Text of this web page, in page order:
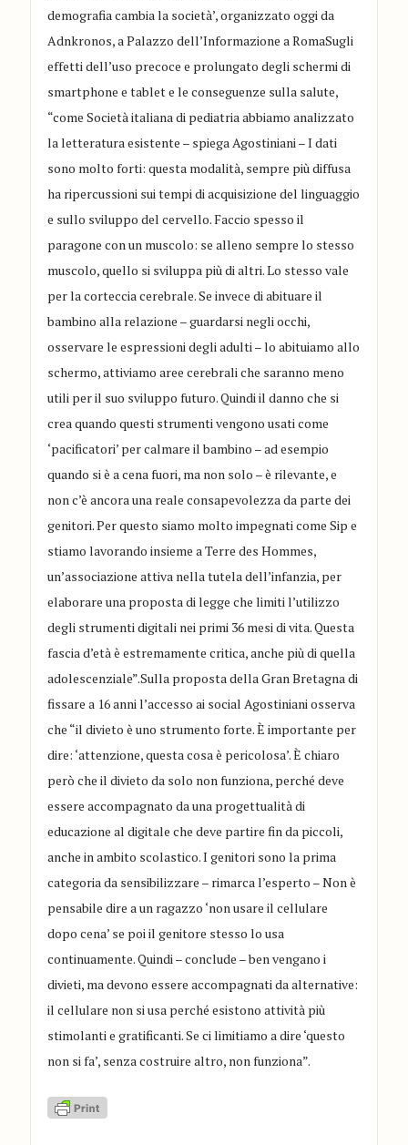
demografia cambia la società’, organizzato oggi da
Adnkronos, a Palazzo dell’Informazione a RomaSugli
effetti dell’uso precoce e prolungato degli schermi di
smartphone e tablet e le conseguenze sulla salute,
“come Società italiana di pediatria abbiamo analizzato
la letteratura esistente – spiega Agostiniani – I dati
sono molto forti: questa modalità, sempre più diffusa
ha ripercussioni sui tempi di acquisizione del linguaggio
e sullo sviluppo del cervello. Faccio spesso il
paragone con un muscolo: se alleno sempre lo stesso
muscolo, quello si sviluppa più di altri. Lo stesso vale
per la corteccia cerebrale. Se invece di abituare il
bambino alla relazione – guardarsi negli occhi,
osservare le espressioni degli adulti – lo abituiamo allo
schermo, attiviamo aree cerebrali che saranno meno
utili per il suo sviluppo futuro. Quindi il danno che si
crea quando questi strumenti vengono usati come
‘pacificatori’ per calmare il bambino – ad esempio
quando si è a cena fuori, ma non solo – è rilevante, e
non c’è ancora una reale consapevolezza da parte dei
genitori. Per questo siamo molto impegnati come Sip e
stiamo lavorando insieme a Terre des Hommes,
un’associazione attiva nella tutela dell’infanzia, per
elaborare una proposta di legge che limiti l’utilizzo
degli strumenti digitali nei primi 36 mesi di vita. Questa
fascia d’età è estremamente critica, anche più di quella
adolescenziale”.Sulla proposta della Gran Bretagna di
fissare a 16 anni l’accesso ai social Agostiniani osserva
che “il divieto è uno strumento forte. È importante per
dire: ‘attenzione, questa cosa è pericolosa’. È chiaro
però che il divieto da solo non funziona, perché deve
essere accompagnato da una progettualità di
educazione al digitale che deve partire fin da piccoli,
anche in ambito scolastico. I genitori sono la prima
categoria da sensibilizzare – rimarca l’esperto – Non è
pensabile dire a un ragazzo ‘non usare il cellulare
dopo cena’ se poi il genitore stesso lo usa
continuamente. Quindi – conclude – ben vengano i
divieti, ma devono essere accompagnati da alternative:
il cellulare non si usa perché esistono attività più
stimolanti e gratificanti. Se ci limitiamo a dire ‘questo
non si fa’, senza costruire altro, non funziona”.